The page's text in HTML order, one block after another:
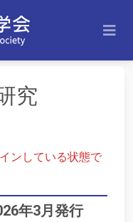
究
ンしている状態で
年3月発行